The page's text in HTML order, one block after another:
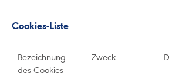
Cookies-Liste
Bezeichnung
des Cookies
Zweck